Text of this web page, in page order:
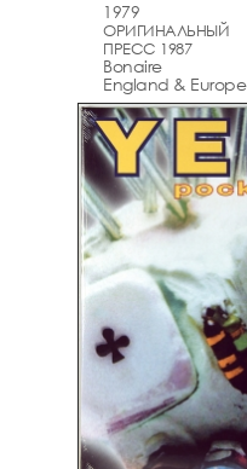
1979
ОРИГИНАЛЬНЫЙ
ПРЕСС 1987
Bonaire
England & Europe